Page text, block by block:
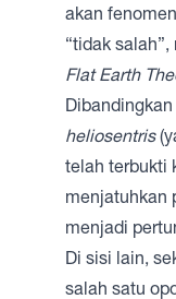
akan
“tidak
Flat Earth
heliosentris
telah terbukti
menjatuhkan
menjadi
Di sisi lain,
salah satu